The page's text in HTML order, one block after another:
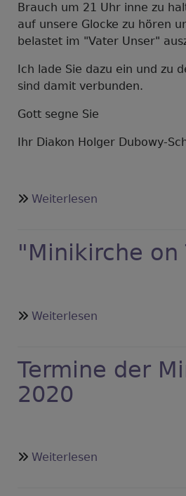
Brauch um 21 Uhr inne zu
auf unsere Glocke zu hören
belastet im "Vater Unser"
Ich lade Sie dazu ein und zu
sind damit verbunden.
Gott segne Sie
Ihr Diakon Holger Dubowy-
Weiterlesen
Gebet
"Minikirche on
Weiterlesen
Tour"
Termine der
2020
Weiterlesen